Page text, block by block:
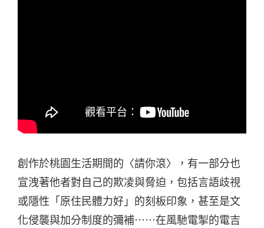
創作於桃園生活期間的〈請你滾〉，有一部分也
宣洩著他者對自己的欺凌與脅迫，包括言語歧視
或隱性「原住民體力好」的刻板印象，甚至是文
化侵襲與加分制度的彌補⋯⋯在風馳電掣的電吉